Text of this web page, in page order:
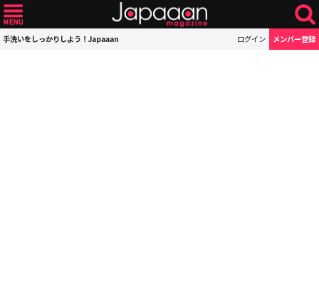
手洗いをしっかりしよう！Japaaan ログイン メンバー登録